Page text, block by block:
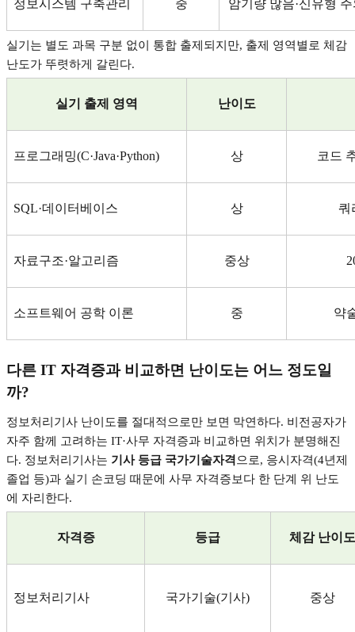
정보시스템 구축관리 중 암기량 많음·신유형
실기는 별도 과목 구분 없이 통합 출제되지만, 출제 영역별로 체감
난도가 뚜렷하게 갈린다.
실기 출제 영역 난이도
프로그래밍(C·Java·Python) 상 코드
SQL·데이터베이스 상 쿼
자료구조·알고리즘 중상
소프트웨어 공학 이론 중 약
다른 IT 자격증과 비교하면 난이도는 어느 정도일
까?
정보처리기사 난이도를 절대적으로만 보면 막연하다. 비전공자가
자주 함께 고려하는 IT·사무 자격증과 비교하면 위치가 분명해진
다. 정보처리기사는 기사 등급 국가기술자격 으로, 응시자격(4년제
졸업 등)과 실기 손코딩 때문에 사무 자격증보다 한 단계 위 난도
에 자리한다.
자격증 등급 체감 난이도
정보처리기사 국가기술(기사) 중상